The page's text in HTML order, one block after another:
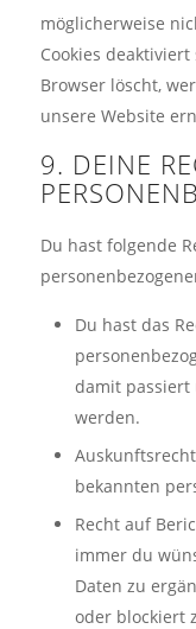
möglicherweise
Cookies
Browser löscht,
unsere Website
9. DEINE
Du hast folgende
Du hast das
damit passiert
werden.
bekannten
Recht auf
immer du
Daten zu
oder blockiert